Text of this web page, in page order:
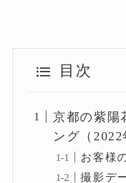
目次
京都の紫陽
ング（2022
お客様
撮影デ